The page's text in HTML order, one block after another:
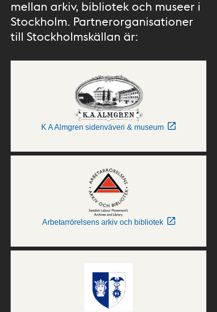
mellan arkiv, bibliotek och museer i
Stockholm. Partnerorganisationer
till Stockholmskällan är:
K A Almgren sidenväveri & museum
Arbetarrörelsens arkiv och bibliotek